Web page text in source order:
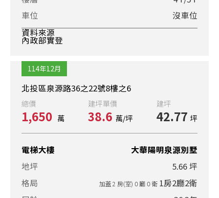
車位
沒車位
資料來源
內政部實登
114年12月
北投區泉源路36之22號8樓之6
總價
1,650 萬
建坪單價
38.6 萬/坪
建坪
42.77 坪
電梯大樓
大華陽明泉源別墅
地坪
5.66 坪
格局
加蓋 2 房(室) 0 廳 0 衛 1房2廳2衛